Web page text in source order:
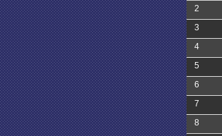
2
3
4
5
6
7
8